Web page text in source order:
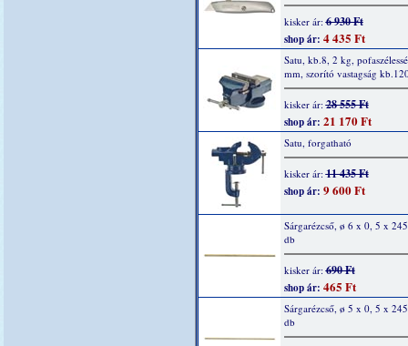
kisker ár:6 930 Ft
shop ár: 4 435 Ft
Satu, kb.8, 2 kg,
mm, szorító vastagság
kisker ár:28 555 Ft
shop ár: 21 170 Ft
Satu, forgatható
kisker ár:11 435 Ft
shop ár: 9 600 Ft
Sárgarézcső, ø 6 x 0, 5 x
db
kisker ár:690 Ft
shop ár: 465 Ft
Sárgarézcső, ø 5 x 0, 5 x
db